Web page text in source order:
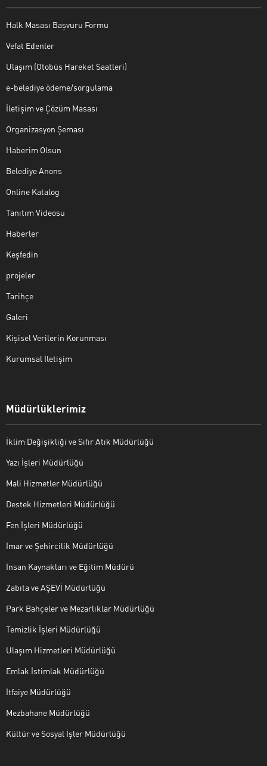
Halk Masası Başvuru Formu
Vefat Edenler
Ulaşım (Otobüs Hareket Saatleri)
e-belediye ödeme/sorgulama
İletişim ve Çözüm Masası
Organizasyon Şeması
Haberim Olsun
Belediye Anons
Online Katalog
Tanıtım Videosu
Haberler
Keşfedin
projeler
Tarihçe
Galeri
Kişisel Verilerin Korunması
Kurumsal İletişim
Müdürlüklerimiz
İklim Değişikliği ve Sıfır Atık Müdürlüğü
Yazı İşleri Müdürlüğü
Mali Hizmetler Müdürlüğü
Destek Hizmetleri Müdürlüğü
Fen İşleri Müdürlüğü
İmar ve Şehircilik Müdürlüğü
İnsan Kaynakları ve Eğitim Müdürü
Zabıta ve AŞEVİ Müdürlüğü
Park Bahçeler ve Mezarlıklar Müdürlüğü
Temizlik İşleri Müdürlüğü
Ulaşım Hizmetleri Müdürlüğü
Emlak İstimlak Müdürlüğü
İtfaiye Müdürlüğü
Mezbahane Müdürlüğü
Kültür ve Sosyal İşler Müdürlüğü